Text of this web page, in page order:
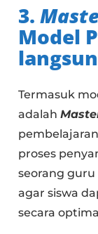
3.
Model
Termasuk
adalah
proses
seorang
agar siswa
secara